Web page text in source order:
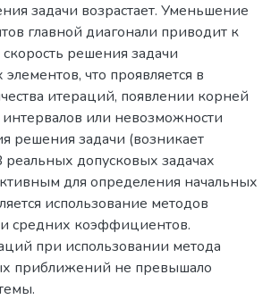
задачи возрастает. Уменьшение
главной диагонали приводит к
решения задачи
что проявляется в
итераций, появлении корней
или невозможности
решения задачи (возникает
допусковых задачах
для определения начальных
использование методов
средних коэффициентов.
при использовании метода
приближений не превышало